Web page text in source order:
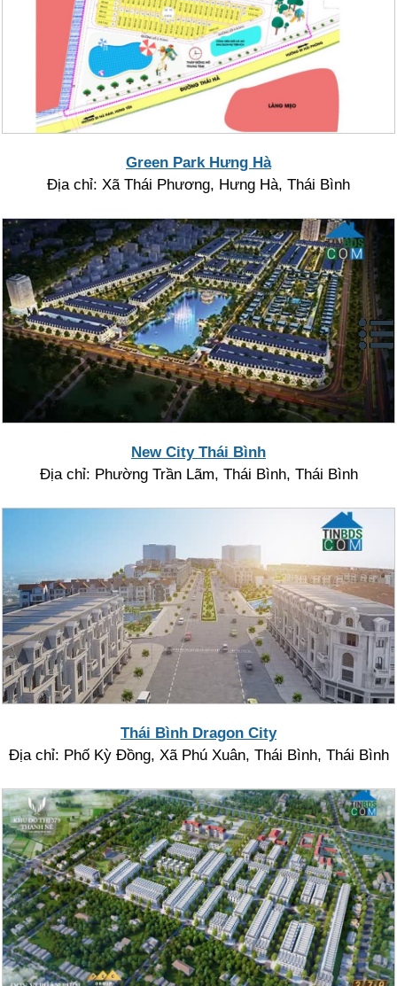
Green Park Hưng Hà
Địa chỉ: Xã Thái Phương, Hưng Hà, Thái Bình
New City Thái Bình
Địa chỉ: Phường Trần Lãm, Thái Bình, Thái Bình
Thái Bình Dragon City
Địa chỉ: Phố Kỳ Đồng, Xã Phú Xuân, Thái Bình, Thái Bình